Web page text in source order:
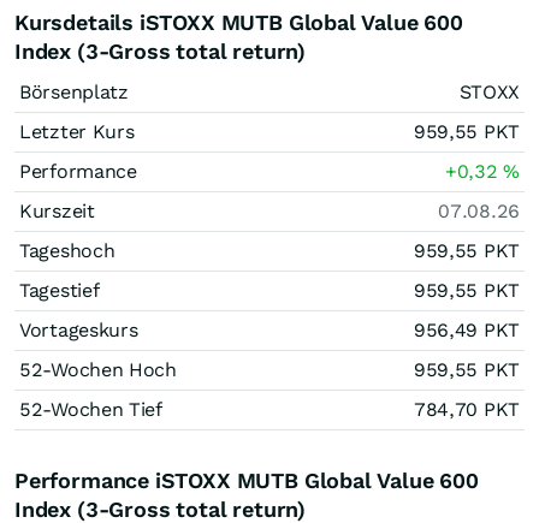
Kursdetails iSTOXX MUTB Global Value 600
Index (3-Gross total return)
Börsenplatz
STOXX
Letzter Kurs
959,55 PKT
Performance
+0,32%
Kurszeit
07.08.26
Tageshoch
959,55 PKT
Tagestief
959,55 PKT
Vortageskurs
956,49 PKT
52-Wochen Hoch
959,55 PKT
52-Wochen Tief
784,70 PKT
Performance iSTOXX MUTB Global Value 600
Index (3-Gross total return)